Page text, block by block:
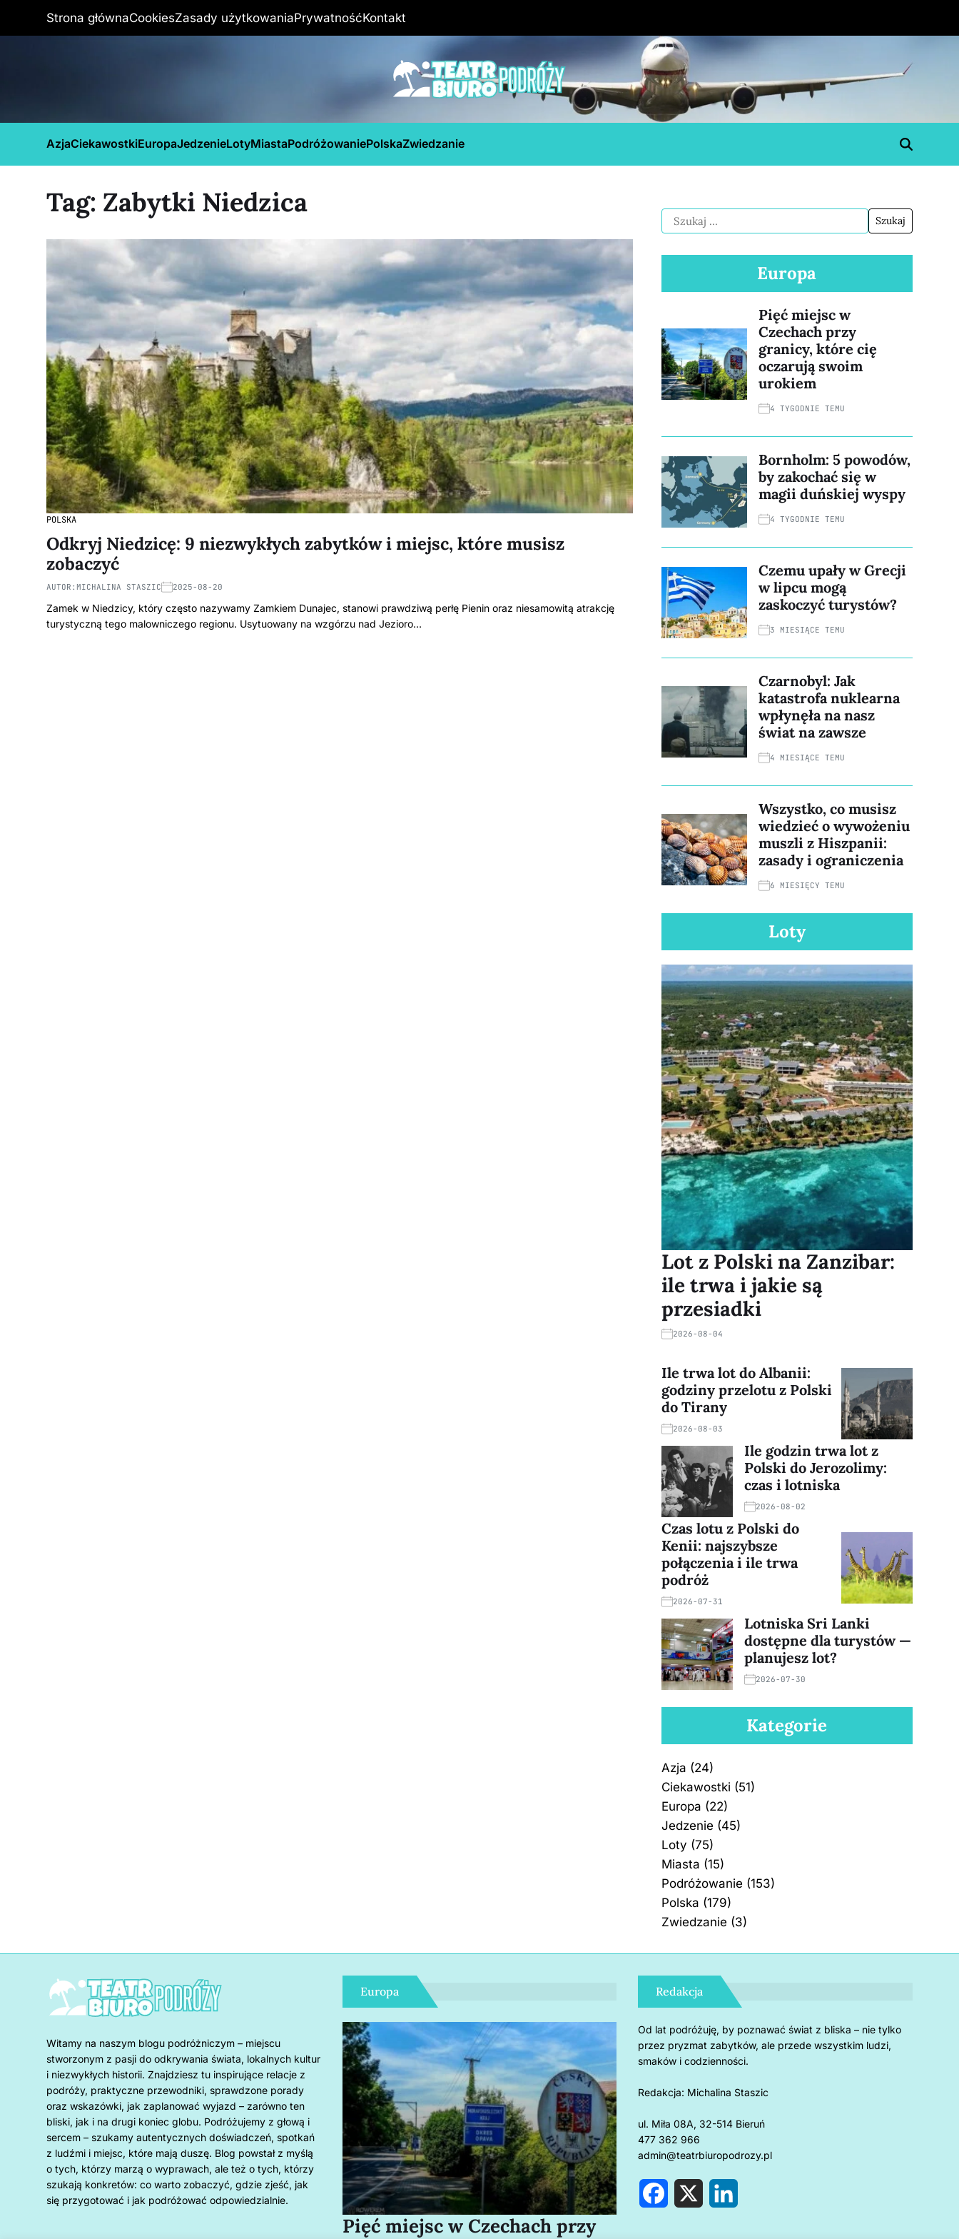
Strona głównaCookiesZasady użytkowaniaPrywatnośćKontakt
AzjaCiekawostkiEuropaJedzenieLotyMiastaPodróżowaniePolskaZwiedzanie
Tag: Zabytki Niedzica
POLSKA
Odkryj Niedzicę: 9 niezwykłych zabytków i miejsc, które musisz
zobaczyć
AUTOR: MICHALINA STASZIC 2025-08-20
Zamek w Niedzicy, który często nazywamy Zamkiem Dunajec, stanowi prawdziwą perłę Pienin oraz niesamowitą atrakcję
turystyczną tego malowniczego regionu. Usytuowany na wzgórzu nad Jezioro…
Europa
Pięć miejsc w
Czechach przy
granicy, które cię
oczarują swoim
urokiem
4 TYGODNIE TEMU
Bornholm: 5 powodów,
by zakochać się w
magii duńskiej wyspy
4 TYGODNIE TEMU
Czemu upały w Grecji
w lipcu mogą
zaskoczyć turystów?
3 MIESIĄCE TEMU
Czarnobyl: Jak
katastrofa nuklearna
wpłynęła na nasz
świat na zawsze
4 MIESIĄCE TEMU
Wszystko, co musisz
wiedzieć o wywożeniu
muszli z Hiszpanii:
zasady i ograniczenia
6 MIESIĘCY TEMU
Loty
Lot z Polski na Zanzibar:
ile trwa i jakie są
przesiadki
2026-08-04
Ile trwa lot do Albanii:
godziny przelotu z Polski
do Tirany
2026-08-03
Ile godzin trwa lot z
Polski do Jerozolimy:
czas i lotniska
2026-08-02
Czas lotu z Polski do
Kenii: najszybsze
połączenia i ile trwa
podróż
2026-07-31
Lotniska Sri Lanki
dostępne dla turystów —
planujesz lot?
2026-07-30
Kategorie
Azja (24)
Ciekawostki (51)
Europa (22)
Jedzenie (45)
Loty (75)
Miasta (15)
Podróżowanie (153)
Polska (179)
Zwiedzanie (3)
Witamy na naszym blogu podróżniczym – miejscu
stworzonym z pasji do odkrywania świata, lokalnych kultur
i niezwykłych historii. Znajdziesz tu inspirujące relacje z
podróży, praktyczne przewodniki, sprawdzone porady
oraz wskazówki, jak zaplanować wyjazd – zarówno ten
bliski, jak i na drugi koniec globu. Podróżujemy z głową i
sercem – szukamy autentycznych doświadczeń, spotkań
z ludźmi i miejsc, które mają duszę. Blog powstał z myślą
o tych, którzy marzą o wyprawach, ale też o tych, którzy
szukają konkretów: co warto zobaczyć, gdzie zjeść, jak
się przygotować i jak podróżować odpowiedzialnie.
Europa
Pięć miejsc w Czechach przy
Redakcja
Od lat podróżuję, by poznawać świat z bliska – nie tylko
przez pryzmat zabytków, ale przede wszystkim ludzi,
smaków i codzienności.
Redakcja: Michalina Staszic
ul. Miła 08A, 32-514 Bieruń
477 362 966
admin@teatrbiuropodrozy.pl
X